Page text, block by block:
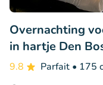
Overnachting
in hartje Den
9.8 Parfait • 175